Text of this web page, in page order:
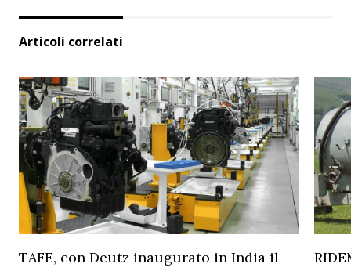
Articoli correlati
TAFE, con Deutz inaugurato in India il